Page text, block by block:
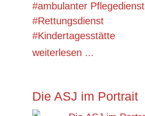
ambulanter Pflegedienst
Rettungsdienst
Kindertagesstätte
weiterlesen ...
Die ASJ im Portrait